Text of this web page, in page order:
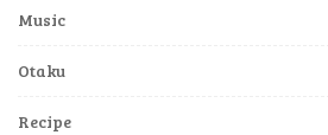
Music
Otaku
Recipe